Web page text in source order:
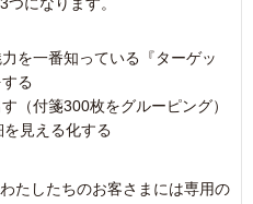
を一番知っている『ターゲッ
する
（付箋300枚をグルーピング）
見える化する
たしたちのお客さまには専用の